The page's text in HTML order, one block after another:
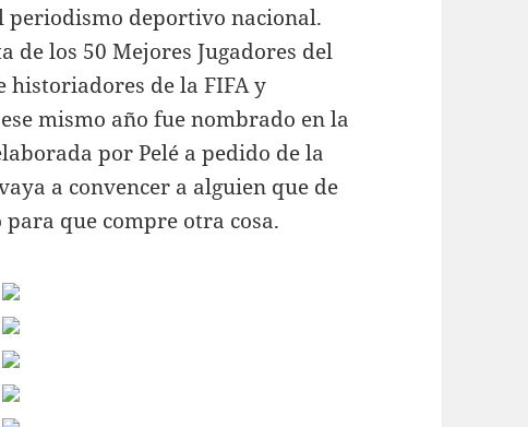
periodismo deportivo nacional.
los 50 Mejores Jugadores del
historiadores de la FIFA y
mismo año fue nombrado en la
por Pelé a pedido de la
a convencer a alguien que de
que compre otra cosa.